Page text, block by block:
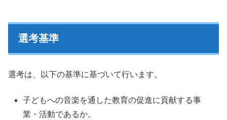
選考基準
選考は、以下の基準に基づいて行います。
子どもへの音楽を通した教育の促進に貢献する事
業・活動であるか。